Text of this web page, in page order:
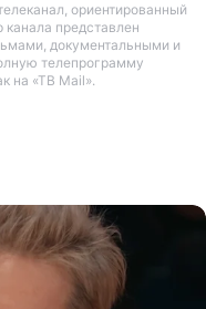
ориентированный
представлен
документальными и
телепрограмму
на «ТВ Mail».